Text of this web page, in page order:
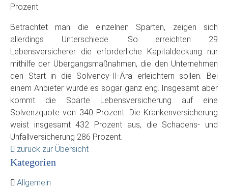
Prozent.
Betrachtet man die einzelnen Sparten, zeigen sich
allerdings Unterschiede. So erreichten 29
Lebensversicherer die erforderliche Kapitaldeckung nur
mithilfe der Übergangsmaßnahmen, die den Unternehmen
den Start in die Solvency-II-Ära erleichtern sollen. Bei
einem Anbieter wurde es sogar ganz eng. Insgesamt aber
kommt die Sparte Lebensversicherung auf eine
Solvenzquote von 340 Prozent. Die Krankenversicherung
weist insgesamt 432 Prozent aus, die Schadens- und
Unfallversicherung 286 Prozent.
zurück zur Übersicht
Kategorien
Allgemein